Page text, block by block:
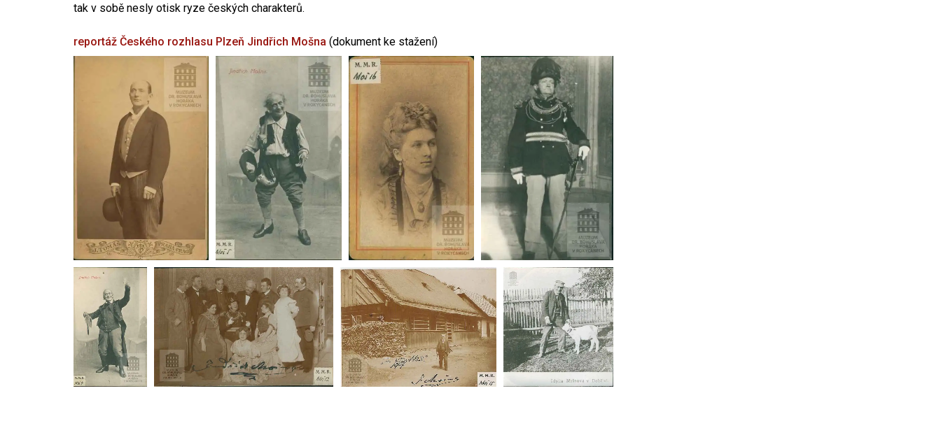
tak v sobě nesly otisk ryze českých charakterů.
reportáž Českého rozhlasu Plzeň Jindřich Mošna (dokument ke stažení)